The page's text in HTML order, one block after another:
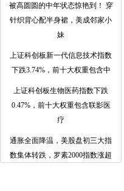
被高圆圆的中年状态惊艳到！ 穿
针织背心配半身裙，美成邻家小
妹
上证科创板新一代信息技术指数
下跌3.74%，前十大权重包含中
上证科创板生物医药指数下跌
0.47%，前十大权重包含联影医
疗
通胀全面降温，美股盘初三大指
数集体转跌，罗素2000指数涨超